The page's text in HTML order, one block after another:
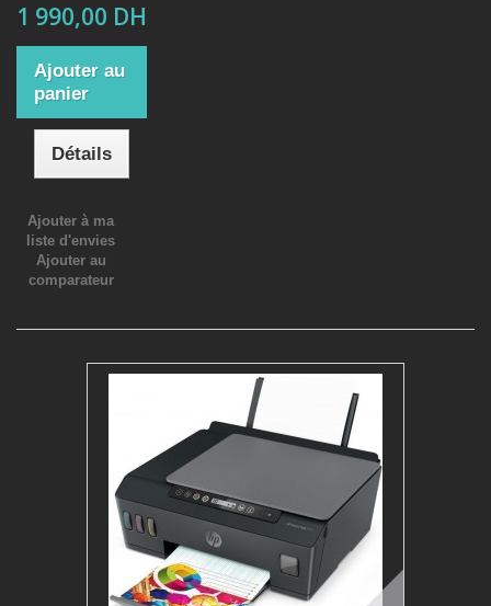
1 990,00 DH
Ajouter au
panier
Détails
Ajouter à ma
liste d'envies
Ajouter au
comparateur